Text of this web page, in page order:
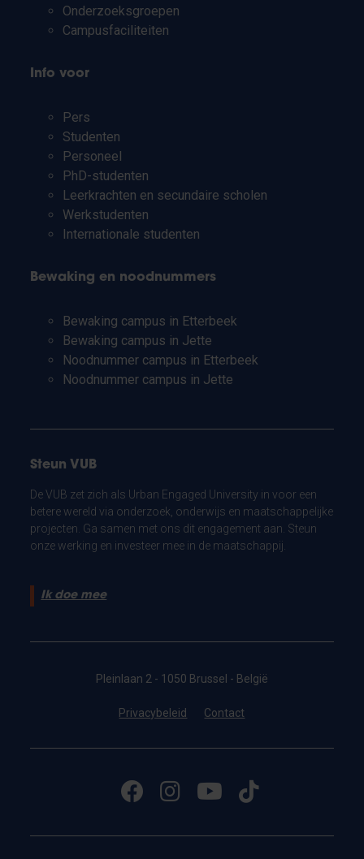
Onderzoeksgroepen
Campusfaciliteiten
Info voor
Pers
Studenten
Personeel
PhD-studenten
Leerkrachten en secundaire scholen
Werkstudenten
Internationale studenten
Bewaking en noodnummers
Bewaking campus in Etterbeek
Bewaking campus in Jette
Noodnummer campus in Etterbeek
Noodnummer campus in Jette
Steun VUB
De VUB zet zich als Urban Engaged University in voor een
betere wereld via onderzoek, onderwijs en maatschappelijke
projecten. Ga samen met ons dit engagement aan. Steun
onze werking en investeer mee in de maatschappij.
Ik doe mee
Pleinlaan 2 - 1050 Brussel - België
Privacybeleid Contact